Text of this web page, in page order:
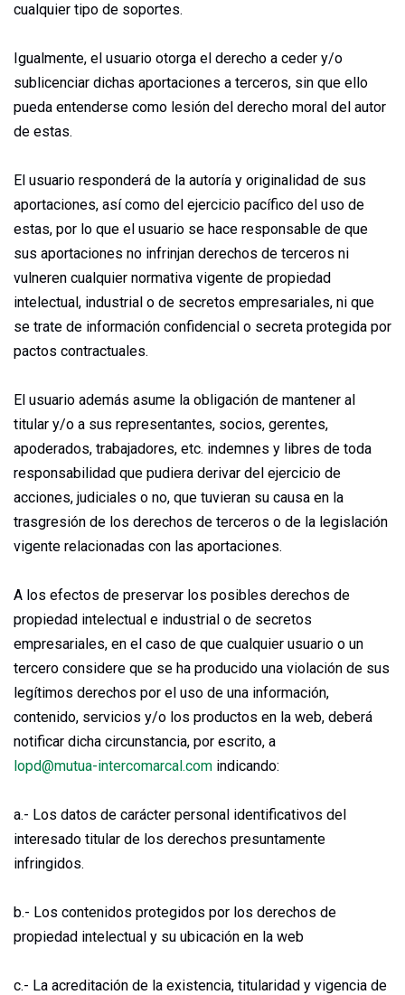
cualquier tipo de soportes.
Igualmente, el usuario otorga el derecho a ceder y/o
sublicenciar dichas aportaciones a terceros, sin que ello
pueda entenderse como lesión del derecho moral del autor
de estas.
El usuario responderá de la autoría y originalidad de sus
aportaciones, así como del ejercicio pacífico del uso de
estas, por lo que el usuario se hace responsable de que
sus aportaciones no infrinjan derechos de terceros ni
vulneren cualquier normativa vigente de propiedad
intelectual, industrial o de secretos empresariales, ni que
se trate de información confidencial o secreta protegida por
pactos contractuales.
El usuario además asume la obligación de mantener al
titular y/o a sus representantes, socios, gerentes,
apoderados, trabajadores, etc. indemnes y libres de toda
responsabilidad que pudiera derivar del ejercicio de
acciones, judiciales o no, que tuvieran su causa en la
trasgresión de los derechos de terceros o de la legislación
vigente relacionadas con las aportaciones.
A los efectos de preservar los posibles derechos de
propiedad intelectual e industrial o de secretos
empresariales, en el caso de que cualquier usuario o un
tercero considere que se ha producido una violación de sus
legítimos derechos por el uso de una información,
contenido, servicios y/o los productos en la web, deberá
notificar dicha circunstancia, por escrito, a
lopd@mutua-intercomarcal.com indicando:
a.- Los datos de carácter personal identificativos del
interesado titular de los derechos presuntamente
infringidos.
b.- Los contenidos protegidos por los derechos de
propiedad intelectual y su ubicación en la web
c.- La acreditación de la existencia, titularidad y vigencia de